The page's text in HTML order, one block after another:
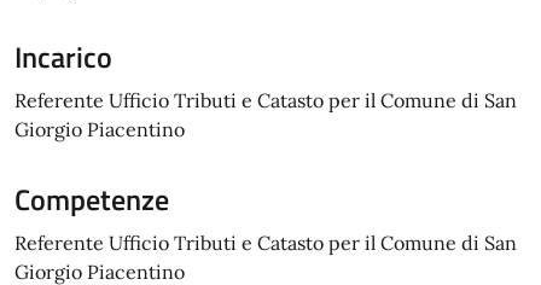
Incarico
Referente Ufficio Tributi e Catasto per il Comune di San
Giorgio Piacentino
Competenze
Referente Ufficio Tributi e Catasto per il Comune di San
Giorgio Piacentino